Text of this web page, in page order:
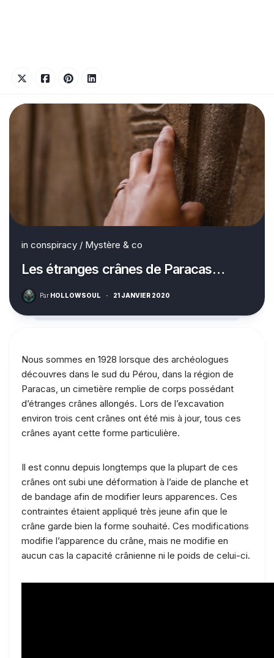
in conspiracy / Mystère & co
Les étranges crânes de Paracas…
Par HOLLOWSOUL · 21 JANVIER 2020
Nous sommes en 1928 lorsque des archéologues
découvres dans le sud du Pérou, dans la région de
Paracas, un cimetière remplie de corps possédant
d’étranges crânes allongés. Lors de l’excavation
environ trois cent crânes ont été mis à jour, tous ces
crânes ayant cette forme particulière.
Il est connu depuis longtemps que la plupart de ces
crânes ont subi une déformation à l’aide de planche et
de bandage afin de modifier leurs apparences. Ces
contraintes étaient appliqué très jeune afin que le
crâne garde bien la forme souhaité. Ces modifications
modifie l’apparence du crâne, mais ne modifie en
aucun cas la capacité crânienne ni le poids de celui-ci.